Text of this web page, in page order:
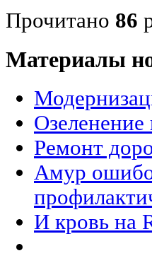
Прочитано 86
Материалы
Озеленение
Ремонт
Амур
И кровь на